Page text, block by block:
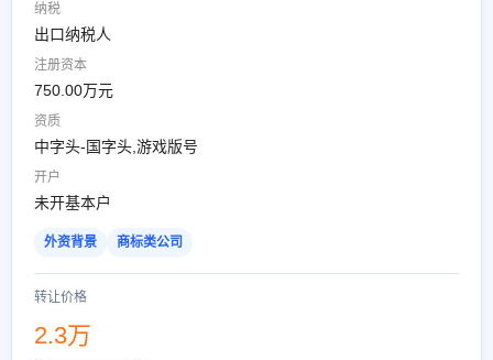
纳税
出口纳税人
注册资本
750.00万元
资质
中字头-国字头,游戏版号
开户
未开基本户
外资背景 商标类公司
转让价格
2.3万